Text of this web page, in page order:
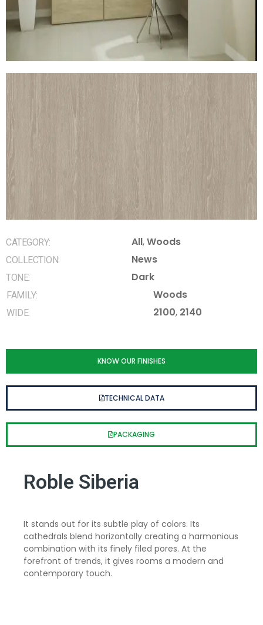
CATEGORY: All,Woods
COLLECTION: News
TONE: Dark
FAMILY: Woods
WIDE: 2100, 2140
KNOW OUR FINISHES
TECHNICAL DATA
PACKAGING
Roble Siberia
It stands out for its subtle play of colors. Its
cathedrals blend horizontally creating a harmonious
combination with its finely filed pores. At the
forefront of trends, it gives rooms a modern and
contemporary touch.